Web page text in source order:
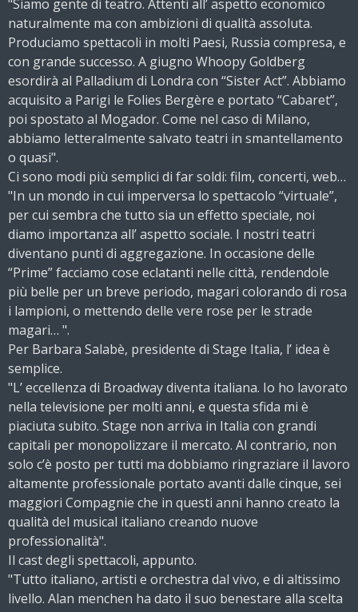
"Siamo gente di teatro. Attenti all’ aspetto economico
naturalmente ma con ambizioni di qualità assoluta.
Produciamo spettacoli in molti Paesi, Russia compresa, e
con grande successo. A giugno Whoopy Goldberg
esordirà al Palladium di Londra con “Sister Act”. Abbiamo
acquisito a Parigi le Folies Bergère e portato “Cabaret”,
poi spostato al Mogador. Come nel caso di Milano,
abbiamo letteralmente salvato teatri in smantellamento
o quasi".
Ci sono modi più semplici di far soldi: film, concerti, web…
"In un mondo in cui imperversa lo spettacolo “virtuale”,
per cui sembra che tutto sia un effetto speciale, noi
diamo importanza all’ aspetto sociale. I nostri teatri
diventano punti di aggregazione. In occasione delle
“Prime” facciamo cose eclatanti nelle città, rendendole
più belle per un breve periodo, magari colorando di rosa
i lampioni, o mettendo delle vere rose per le strade
magari… ".
Per Barbara Salabè, presidente di Stage Italia, l’ idea è
semplice.
"L’ eccellenza di Broadway diventa italiana. Io ho lavorato
nella televisione per molti anni, e questa sfida mi è
piaciuta subito. Stage non arriva in Italia con grandi
capitali per monopolizzare il mercato. Al contrario, non
solo c’è posto per tutti ma dobbiamo ringraziare il lavoro
altamente professionale portato avanti dalle cinque, sei
maggiori Compagnie che in questi anni hanno creato la
qualità del musical italiano creando nuove
professionalità".
Il cast degli spettacoli, appunto.
"Tutto italiano, artisti e orchestra dal vivo, e di altissimo
livello. Alan menchen ha dato il suo benestare alla scelta